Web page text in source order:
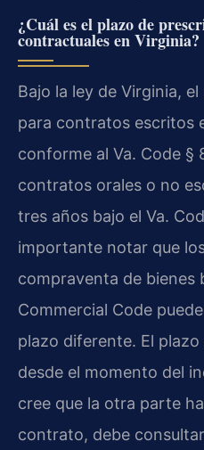
¿Cuál es el plazo de
contractuales en Virginia?
Bajo la ley de Virginia,
para contratos escritos
conforme al Va. Code §
contratos orales o no
tres años bajo el Va.
importante notar que
compraventa de bienes
Commercial Code
plazo diferente. El
desde el momento del
cree que la otra parte
contrato, debe